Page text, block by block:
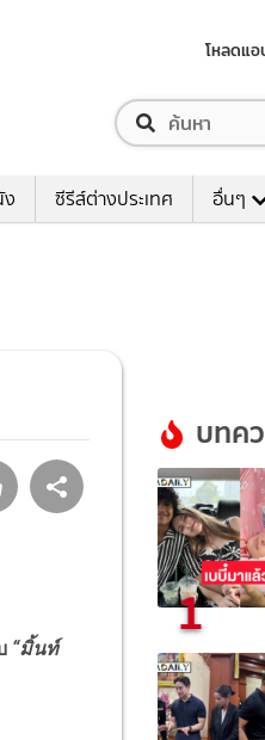
โหลดแอ
ซีรีส์ต่างประเทศ อื่นๆ
“มิ้นท์
บทค
1